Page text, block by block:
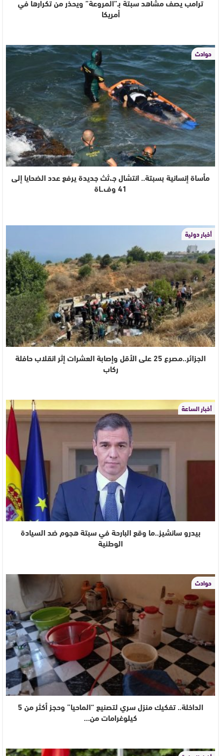
أمريكا
حوادث
مأساة إنسانية بسبتة.. انتشال جـ،ثث جديدة يرفع عدد الضحايا إلى
41 وف.ـاة
أخبار دولية
الجزائر..مصرع 25 على الأقل وإصابة العشرات إثر انقلاب حافلة
ركاب
أخبار الساعة
بيدرو سانشيز..ما وقع البارحة في سبتة هجوم ضد السيادة
الوطنية
حوادث
الداخلة.. تفكيك منزل سري لتصنيع “الماحيا” وحجز أكثر من 5
كيلوغرامات من…